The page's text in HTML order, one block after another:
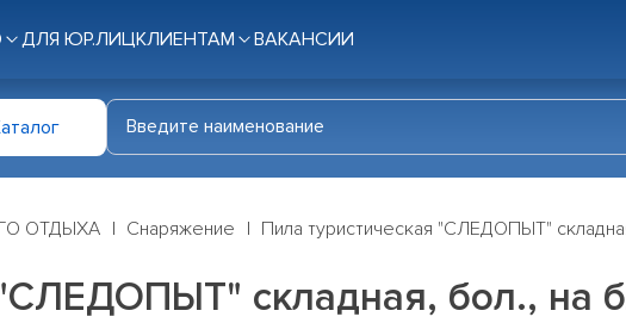
ДЛЯ ЮР.ЛИЦКЛИЕНТАМ ВАКАНСИИ
ОТДЫХА Снаряжение Пила туристическая "СЛЕДОПЫТ"
складная, бол., на